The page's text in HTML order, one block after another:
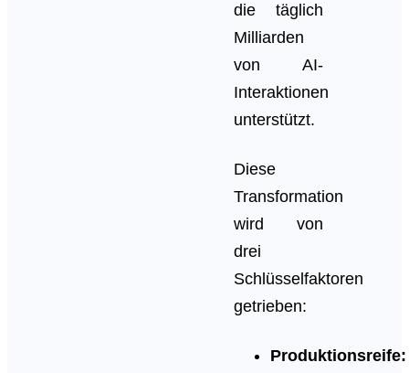
die täglich
Milliarden
von AI-
Interaktionen
unterstützt.
Diese
Transformation
wird von
drei
Schlüsselfaktoren
getrieben:
Produktionsreife: